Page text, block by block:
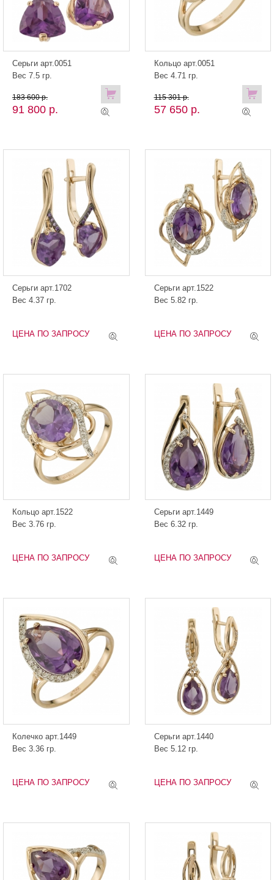
Серьги арт.0051
Вес 7.5 гр.
91 800 р.
183 600 р.
Кольцо арт.0051
Вес 4.71 гр.
57 650 р.
115 301 р.
Серьги арт.1702
Вес 4.37 гр.
ЦЕНА ПО ЗАПРОСУ
Серьги арт.1522
Вес 5.82 гр.
ЦЕНА ПО ЗАПРОСУ
Кольцо арт.1522
Вес 3.76 гр.
ЦЕНА ПО ЗАПРОСУ
Серьги арт.1449
Вес 6.32 гр.
ЦЕНА ПО ЗАПРОСУ
Колечко арт.1449
Вес 3.36 гр.
ЦЕНА ПО ЗАПРОСУ
Серьги арт.1440
Вес 5.12 гр.
ЦЕНА ПО ЗАПРОСУ